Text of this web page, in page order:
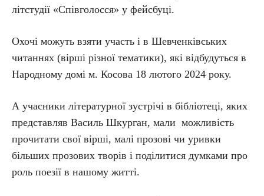
літстудії «Співголосся» у фейсбуці.
Охочі можуть взяти участь і в Шевченківських
читаннях (вірші різної тематики), які відбудуться в
Народному домі м. Косова 18 лютого 2024 року.
А учасники літературної зустрічі в бібліотеці, яких
представляв Василь Шкурган, мали можливість
прочитати свої вірші, малі прозові чи уривки
більших прозових творів і поділитися думками про
роль поезії в нашому житті.